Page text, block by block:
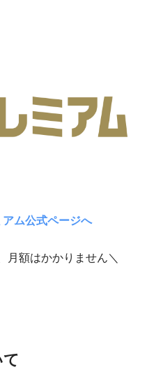
ム公式ページへ
月額はかかりません＼
て